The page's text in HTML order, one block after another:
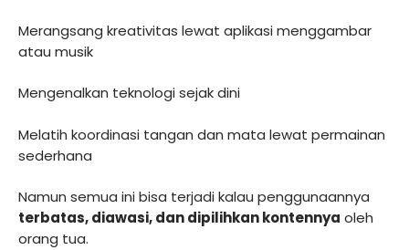
Merangsang kreativitas lewat aplikasi menggambar
atau musik
Mengenalkan teknologi sejak dini
Melatih koordinasi tangan dan mata lewat permainan
sederhana
Namun semua ini bisa terjadi kalau penggunaannya
terbatas, diawasi, dan dipilihkan kontennya oleh
orang tua.